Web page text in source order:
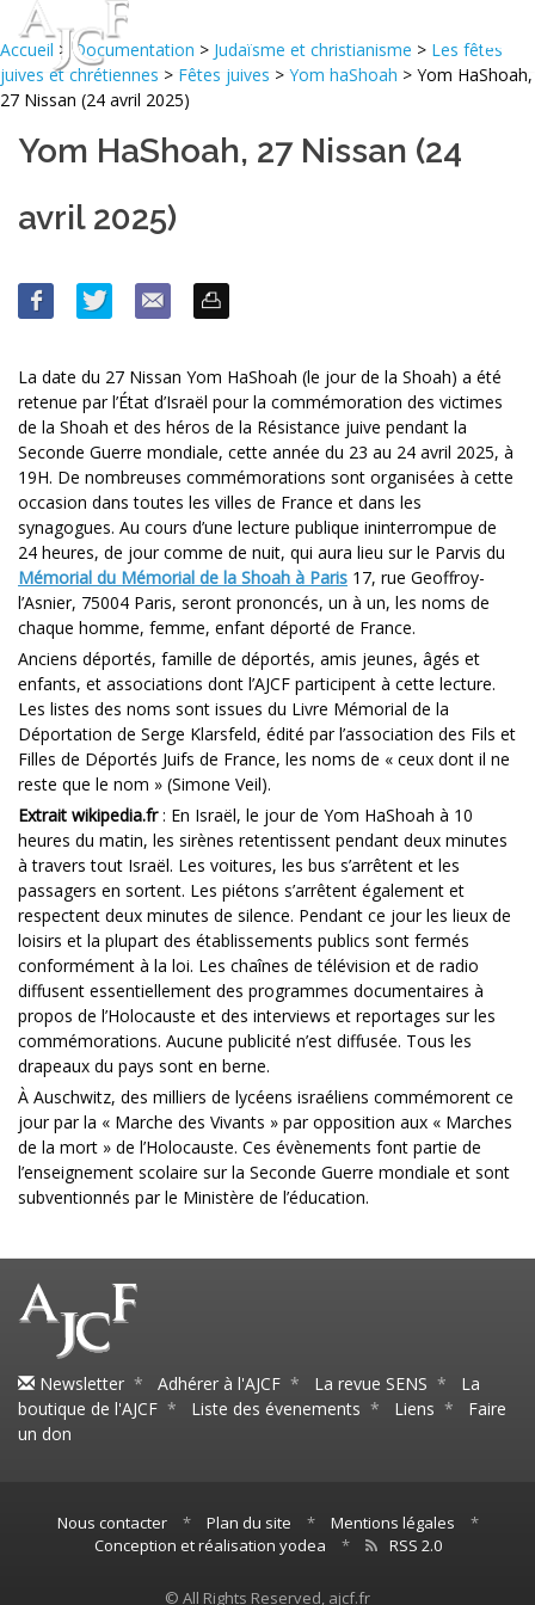
Accueil >Documentation > Judaïsme et christianisme > Les fêtes
juives et chrétiennes > Fêtes juives > Yom haShoah > Yom HaShoah,
27 Nissan (24 avril 2025)
Yom HaShoah, 27 Nissan (24
avril 2025)
La date du 27 Nissan Yom HaShoah (le jour de la Shoah) a été
retenue par l’État d’Israël pour la commémoration des victimes
de la Shoah et des héros de la Résistance juive pendant la
Seconde Guerre mondiale, cette année du 23 au 24 avril 2025, à
19H. De nombreuses commémorations sont organisées à cette
occasion dans toutes les villes de France et dans les
synagogues. Au cours d’une lecture publique ininterrompue de
24 heures, de jour comme de nuit, qui aura lieu sur le Parvis du
Mémorial du Mémorial de la Shoah à Paris 17, rue Geoffroy-
l’Asnier, 75004 Paris, seront prononcés, un à un, les noms de
chaque homme, femme, enfant déporté de France.
Anciens déportés, famille de déportés, amis jeunes, âgés et
enfants, et associations dont l’AJCF participent à cette lecture.
Les listes des noms sont issues du Livre Mémorial de la
Déportation de Serge Klarsfeld, édité par l’association des Fils et
Filles de Déportés Juifs de France, les noms de « ceux dont il ne
reste que le nom » (Simone Veil).
Extrait wikipedia.fr: En Israël, le jour de Yom HaShoah à 10
heures du matin, les sirènes retentissent pendant deux minutes
à travers tout Israël. Les voitures, les bus s’arrêtent et les
passagers en sortent. Les piétons s’arrêtent également et
respectent deux minutes de silence. Pendant ce jour les lieux de
loisirs et la plupart des établissements publics sont fermés
conformément à la loi. Les chaînes de télévision et de radio
diffusent essentiellement des programmes documentaires à
propos de l’Holocauste et des interviews et reportages sur les
commémorations. Aucune publicité n’est diffusée. Tous les
drapeaux du pays sont en berne.
À Auschwitz, des milliers de lycéens israéliens commémorent ce
jour par la « Marche des Vivants » par opposition aux « Marches
de la mort » de l’Holocauste. Ces évènements font partie de
l’enseignement scolaire sur la Seconde Guerre mondiale et sont
subventionnés par le Ministère de l’éducation.
Newsletter * Adhérer à l'AJCF * La revue SENS * La
boutique de l'AJCF * Liste des évenements * Liens * Faire
un don
Nous contacter * Plan du site * Mentions légales
*
Conception et réalisation yodea
* RSS 2.0
© All Rights Reserved, ajcf.fr